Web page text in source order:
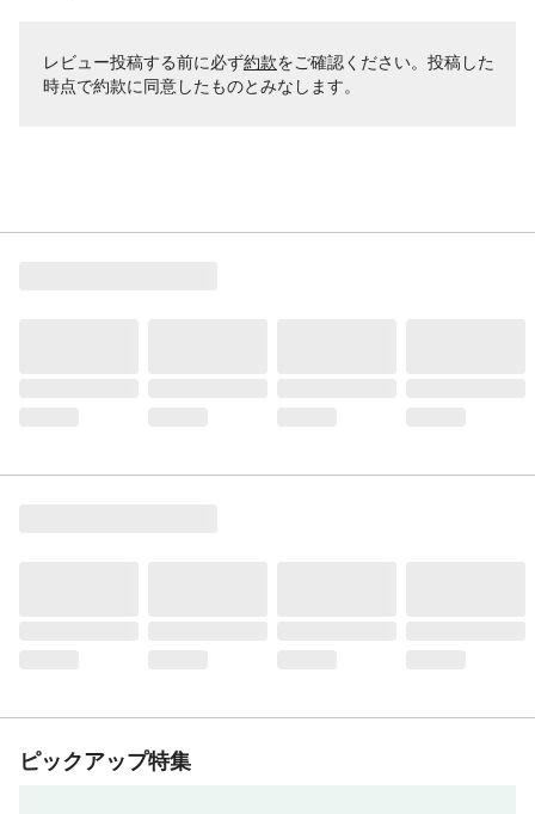
レビュー投稿する前に必ず約款をご確認ください。投稿した
時点で約款に同意したものとみなします。
ピックアップ特集